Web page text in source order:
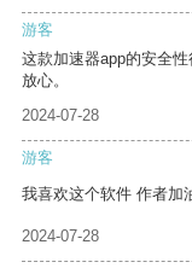
游客
这款加速器app的安全
放心。
2024-07-28
游客
我喜欢这个软件 作者加
2024-07-28